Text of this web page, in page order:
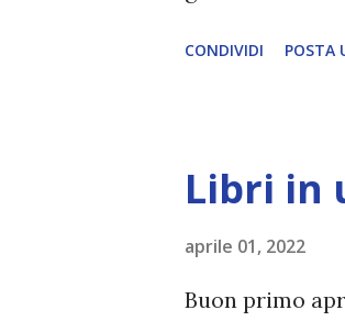
preparando
possibilità di
potente, sta
CONDIVIDI POSTA
Libri in
aprile 01, 2022
Buon primo